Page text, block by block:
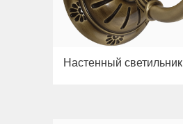
Настенный светильник